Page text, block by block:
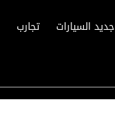
جديد السيارات تجارب